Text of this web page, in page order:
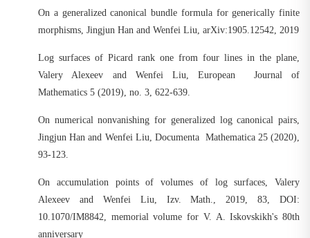
On a generalized canonical bundle formula for generically finite
morphisms, Jingjun Han and Wenfei Liu, arXiv:1905.12542, 2019
Log surfaces of Picard rank one from four lines in the plane,
Valery Alexeev and Wenfei Liu, European Journal of
Mathematics 5 (2019), no. 3, 622-639.
On numerical nonvanishing for generalized log canonical pairs,
Jingjun Han and Wenfei Liu, Documenta Mathematica 25 (2020),
93-123.
On accumulation points of volumes of log surfaces, Valery
Alexeev and Wenfei Liu, Izv. Math., 2019, 83, DOI:
10.1070/IM8842, memorial volume for V. A. Iskovskikh's 80th
anniversary